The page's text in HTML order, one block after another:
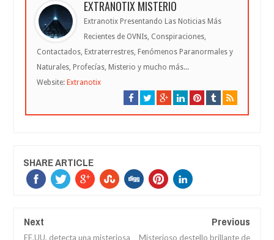
EXTRANOTIX MISTERIO
Extranotix Presentando Las Noticias Más
Recientes de OVNIs, Conspiraciones,
Contactados, Extraterrestres, Fenómenos Paranormales y
Naturales, Profecías, Misterio y mucho más...
Website: Extranotix
SHARE ARTICLE
Next
EE.UU. detecta una misteriosa
Previous
Misterioso destello brillante de